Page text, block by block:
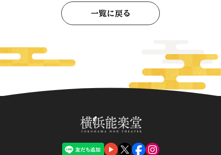
一覧に戻る